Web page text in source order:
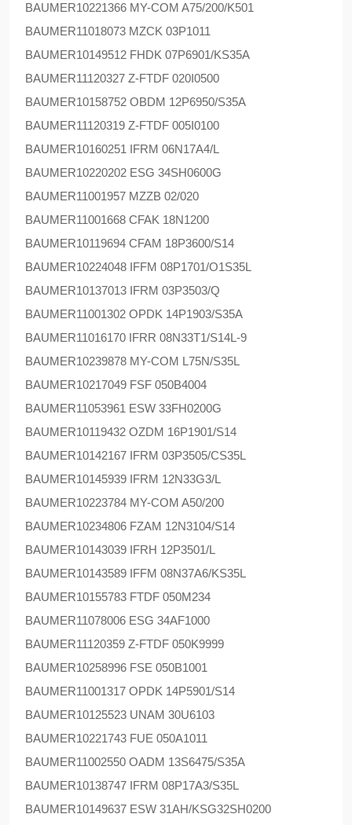
BAUMER10221366 MY-COM A75/200/K501
BAUMER11018073 MZCK 03P1011
BAUMER10149512 FHDK 07P6901/KS35A
BAUMER11120327 Z-FTDF 020I0500
BAUMER10158752 OBDM 12P6950/S35A
BAUMER11120319 Z-FTDF 005I0100
BAUMER10160251 IFRM 06N17A4/L
BAUMER10220202 ESG 34SH0600G
BAUMER11001957 MZZB 02/020
BAUMER11001668 CFAK 18N1200
BAUMER10119694 CFAM 18P3600/S14
BAUMER10224048 IFFM 08P1701/O1S35L
BAUMER10137013 IFRM 03P3503/Q
BAUMER11001302 OPDK 14P1903/S35A
BAUMER11016170 IFRR 08N33T1/S14L-9
BAUMER10239878 MY-COM L75N/S35L
BAUMER10217049 FSF 050B4004
BAUMER11053961 ESW 33FH0200G
BAUMER10119432 OZDM 16P1901/S14
BAUMER10142167 IFRM 03P3505/CS35L
BAUMER10145939 IFRM 12N33G3/L
BAUMER10223784 MY-COM A50/200
BAUMER10234806 FZAM 12N3104/S14
BAUMER10143039 IFRH 12P3501/L
BAUMER10143589 IFFM 08N37A6/KS35L
BAUMER10155783 FTDF 050M234
BAUMER11078006 ESG 34AF1000
BAUMER11120359 Z-FTDF 050K9999
BAUMER10258996 FSE 050B1001
BAUMER11001317 OPDK 14P5901/S14
BAUMER10125523 UNAM 30U6103
BAUMER10221743 FUE 050A1011
BAUMER11002550 OADM 13S6475/S35A
BAUMER10138747 IFRM 08P17A3/S35L
BAUMER10149637 ESW 31AH/KSG32SH0200